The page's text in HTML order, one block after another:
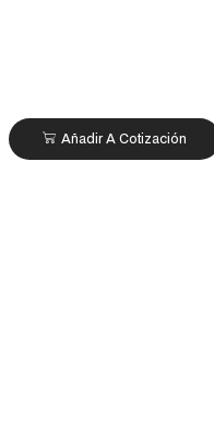
Añadir A Cotización